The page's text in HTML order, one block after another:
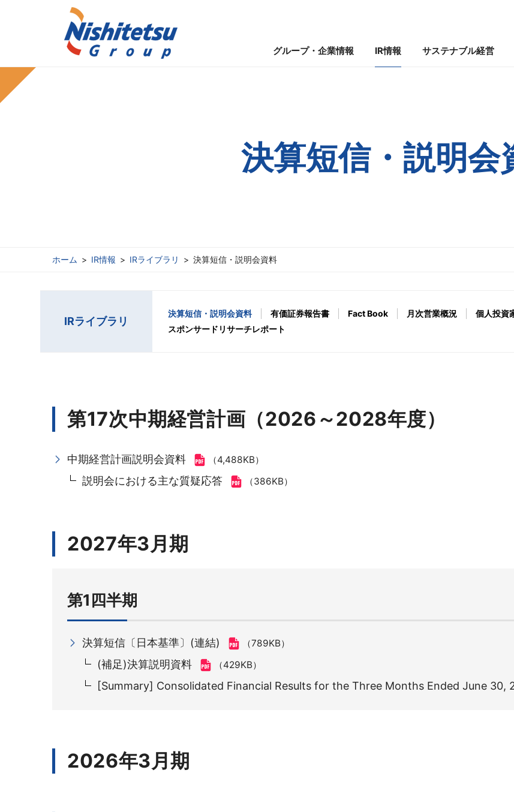
決算短信・説明会
ホーム IR情報 IRライブラリ 決算短信・説明会資料
IRライブラリ
決算短信・説明会資料 有価証券報告書 Fact Book 月次営業概況 個人投資
スポンサードリサーチレポート
第17次中期経営計画（2026～2028年度）
中期経営計画説明会資料 （4,488KB）
説明会における主な質疑応答 （386KB）
2027年3月期
第1四半期
決算短信〔日本基準〕(連結) （789KB）
(補足)決算説明資料 （429KB）
[Summary] Consolidated Financial Results for the Three Months Ended June 30,
2026年3月期
会社案内 事業内容 にしてつグループ一覧
グループ・企業情報
IRライブラリ 株式・社債情報 IRニュース IRカレ
情報開示について
IR情報
安全に対する取り組み 環境への取り組み 社会課題への取り組
サステナブル経営